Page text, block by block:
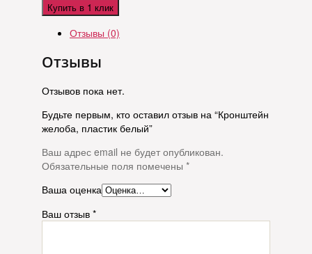
Купить в 1 клик
Отзывы (0)
Отзывы
Отзывов пока нет.
Будьте первым, кто оставил отзыв на “Кронштейн
желоба, пластик белый”
Ваш адрес email не будет опубликован.
Обязательные поля помечены *
Ваша оценка
Ваш отзыв *